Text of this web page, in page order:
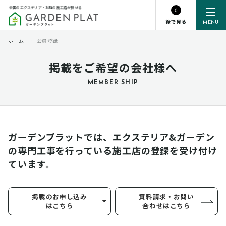
MENU
全国のエクステリア・お庭の施工店が探せる
0
後で見る
掲載をご希望の会社様へ
MEMBER SHIP
ホーム ー 会員登録
ガーデンプラットでは、エクステリア&ガーデン
の専門工事を行っている施工店の登録を受け付け
ています。
掲載のお申し込み
はこちら
資料請求・お問い
合わせはこちら